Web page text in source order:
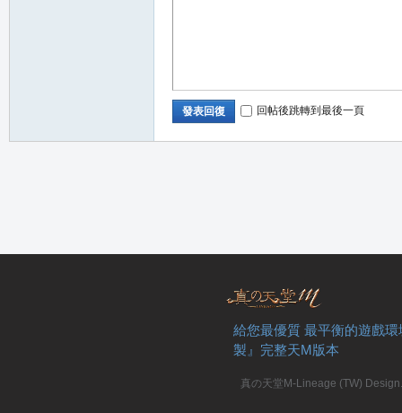
發表回復 回帖後跳轉到最後一頁
給您最優質 最平衡的遊戲
製』完整天M版本
真の天堂M-Lineage (TW)